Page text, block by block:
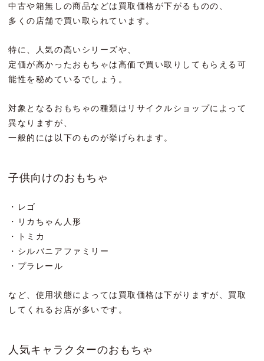
中古や箱無しの商品などは買取価格が下がるものの、
多くの店舗で買い取られています。
特に、人気の高いシリーズや、
定価が高かったおもちゃは高価で買い取りしてもらえる可
能性を秘めているでしょう。
対象となるおもちゃの種類はリサイクルショップによって
異なりますが、
一般的には以下のものが挙げられます。
子供向けのおもちゃ
・レゴ
・リカちゃん人形
・トミカ
・シルバニアファミリー
・プラレール
など、使用状態によっては買取価格は下がりますが、買取
してくれるお店が多いです。
人気キャラクターのおもちゃ